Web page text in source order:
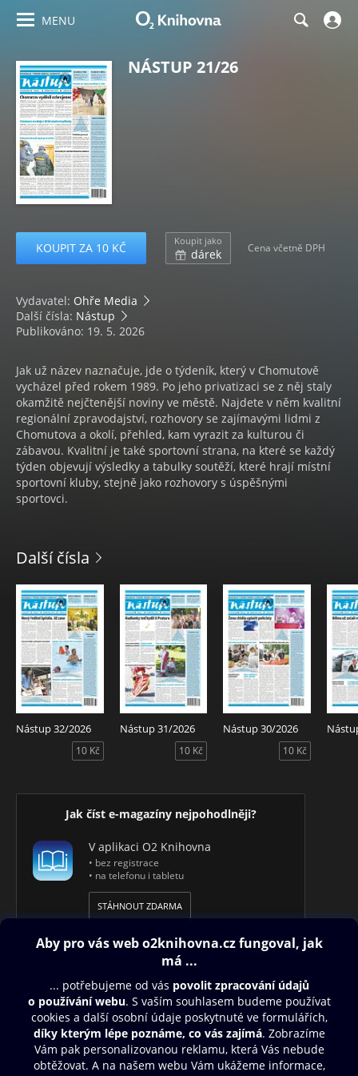
MENU
NÁSTUP 21/26
KOUPIT ZA 10 KČ Koupit jako
dárek Cena včetně DPH
Vydavatel: Ohře Media
Další čísla: Nástup
Publikováno: 19. 5. 2026
Jak už název naznačuje, jde o týdeník, který v Chomutově
vycházel před rokem 1989. Po jeho privatizaci se z něj staly
okamžitě nejčtenější noviny ve městě. Najdete v něm kvalitní
regionální zpravodajství, rozhovory se zajímavými lidmi z
Chomutova a okolí, přehled, kam vyrazit za kulturou či
zábavou. Kvalitní je také sportovní strana, na které se každý
týden objevují výsledky a tabulky soutěží, které hrají místní
sportovní kluby, stejně jako rozhovory s úspěšnými
sportovci.
Další čísla
Nástup 32/2026
10 Kč
Nástup 31/2026
10 Kč
Nástup 30/2026
10 Kč
Jak číst e-magazíny nejpohodlněji?
V aplikaci O2 Knihovna
• bez registrace
• na telefonu i tabletu
STÁHNOUT ZDARMA
Obsah ke stažení
Moje O2 Knihovna